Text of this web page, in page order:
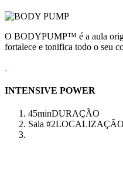
O BODYPUMP™ é a aula
fortalece e tonifica todo o seu
INTENSIVE POWER
45minDURAÇÃO
Sala #2LOCALIZAÇÃO